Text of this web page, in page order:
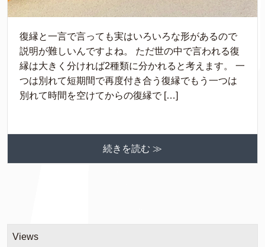
復縁と一言で言っても実はいろいろな形があるので
説明が難しいんですよね。 ただ世の中で言われる復
縁は大きく分ければ2種類に分かれると考えます。 一
つは別れて短期間で再度付き合う復縁でもう一つは
別れて時間を空けてからの復縁で […]
続きを読む ≫
Views